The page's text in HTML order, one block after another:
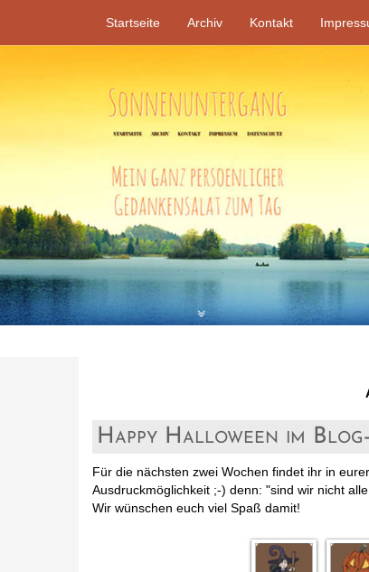
Startseite Archiv Kontakt
Happy Halloween im
Für die nächsten zwei Wochen findet ihr in
Ausdruckmöglichkeit ;-) denn: "sind wir nicht
Wir wünschen euch viel Spaß damit!